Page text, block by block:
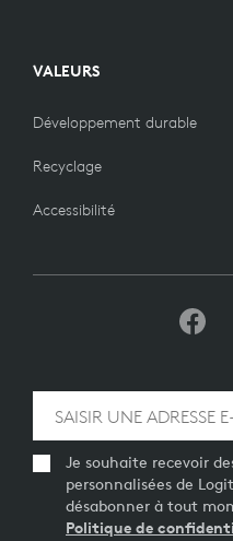
VALEURS
Développement durable
Recyclage
Accessibilité
Je souhaite recevoir
personnalisées de
désabonner à tout
Politique de